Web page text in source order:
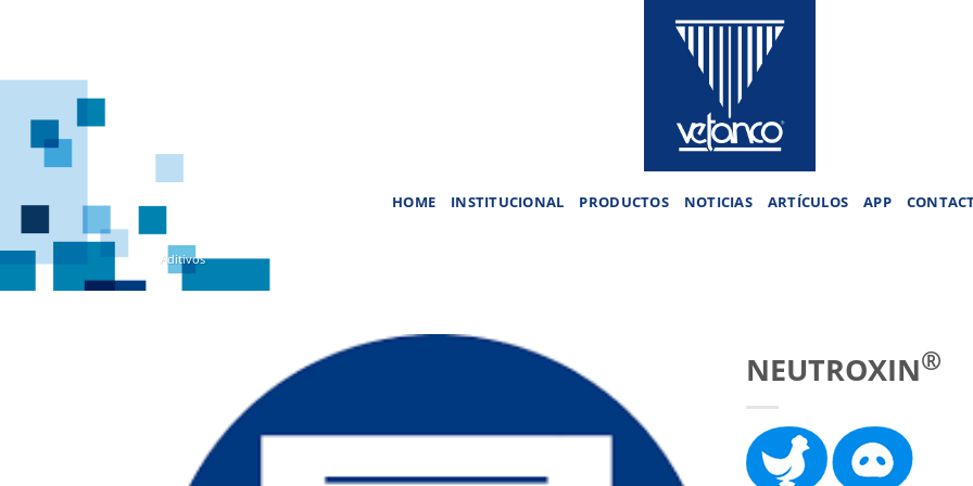
HOME INSTITUCIONAL PRODUCTOS NOTICIAS ARTÍCULOS APP
Aditivos
NEUTROXIN®